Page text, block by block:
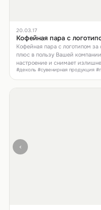
20.03.17
Кофейная пара с
Кофейная пара с логотипом за
плюс в пользу Вашей
настроение и снимает
помогает привести переговоры
влияния на организм
Создайте дополнительную
#деколь #сувенирная продукция
‹